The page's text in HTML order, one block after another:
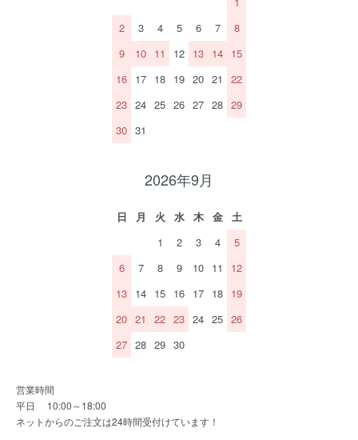
2
3 4 5 6 7
8
9
10 11 12 13 14 15
16 17 18 19 20 21
22
23 24 25 26 27 28 29
30 31
2026年9月
日 月 火 水 木 金
土
1
2 3 4
5
6
7 8 9 10 11
12
13 14 15 16 17 18 19
20 21 22 23 24 25 26
27 28 29 30
営業時間
平日 10:00～18:00
ネットからのご注文は24時間受付けています！